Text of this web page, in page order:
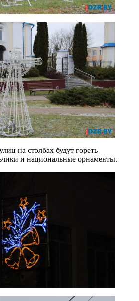
на столбах будут гореть
и национальные орнаменты.